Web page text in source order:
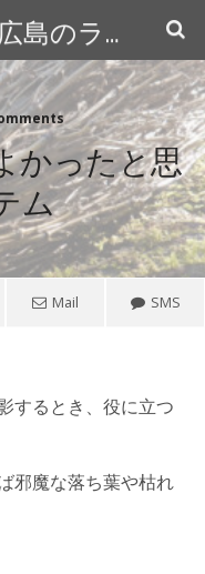
ぶるぼん企画室 | 広島のライター＆カメラマン
かったと思
ム
Mail SMS
するとき、役に立つ
邪魔な落ち葉や枯れ